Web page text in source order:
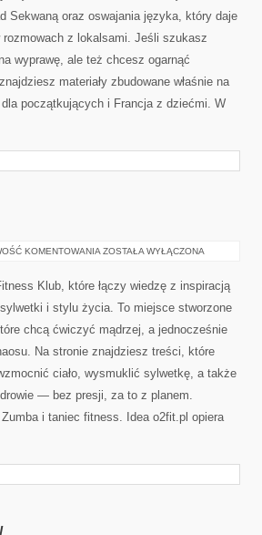
Sekwaną oraz oswajania języka, który daje
rozmowach z lokalsami. Jeśli szukasz
wyprawę, ale też chcesz ogarnąć
materiały zbudowane właśnie na
początkujących i Francja z dziećmi. W
KOMENTOWANIA DOMOWY
ZOSTAŁA WYŁĄCZONA
Klub, które łączy wiedzę z inspiracją
i stylu życia. To miejsce stworzone
chcą ćwiczyć mądrzej, a jednocześnie
Na stronie znajdziesz treści, które
ciało, wysmuklić sylwetkę, a także
— bez presji, za to z planem.
i taniec fitness. Idea o2fit.pl opiera